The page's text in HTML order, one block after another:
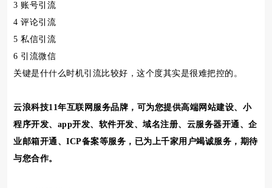
3 账号引流
4 评论引流
5 私信引流
6 引流微信
关键是什什么时机引流比较好，这个度其实是很难把控的。
云浪科技11年互联网服务品牌，可为您提供高端网站建设、小
程序开发、app开发、软件开发、域名注册、云服务器开通、企
业邮箱开通、ICP备案等服务，已为上千家用户竭诚服务，期待
与您合作。